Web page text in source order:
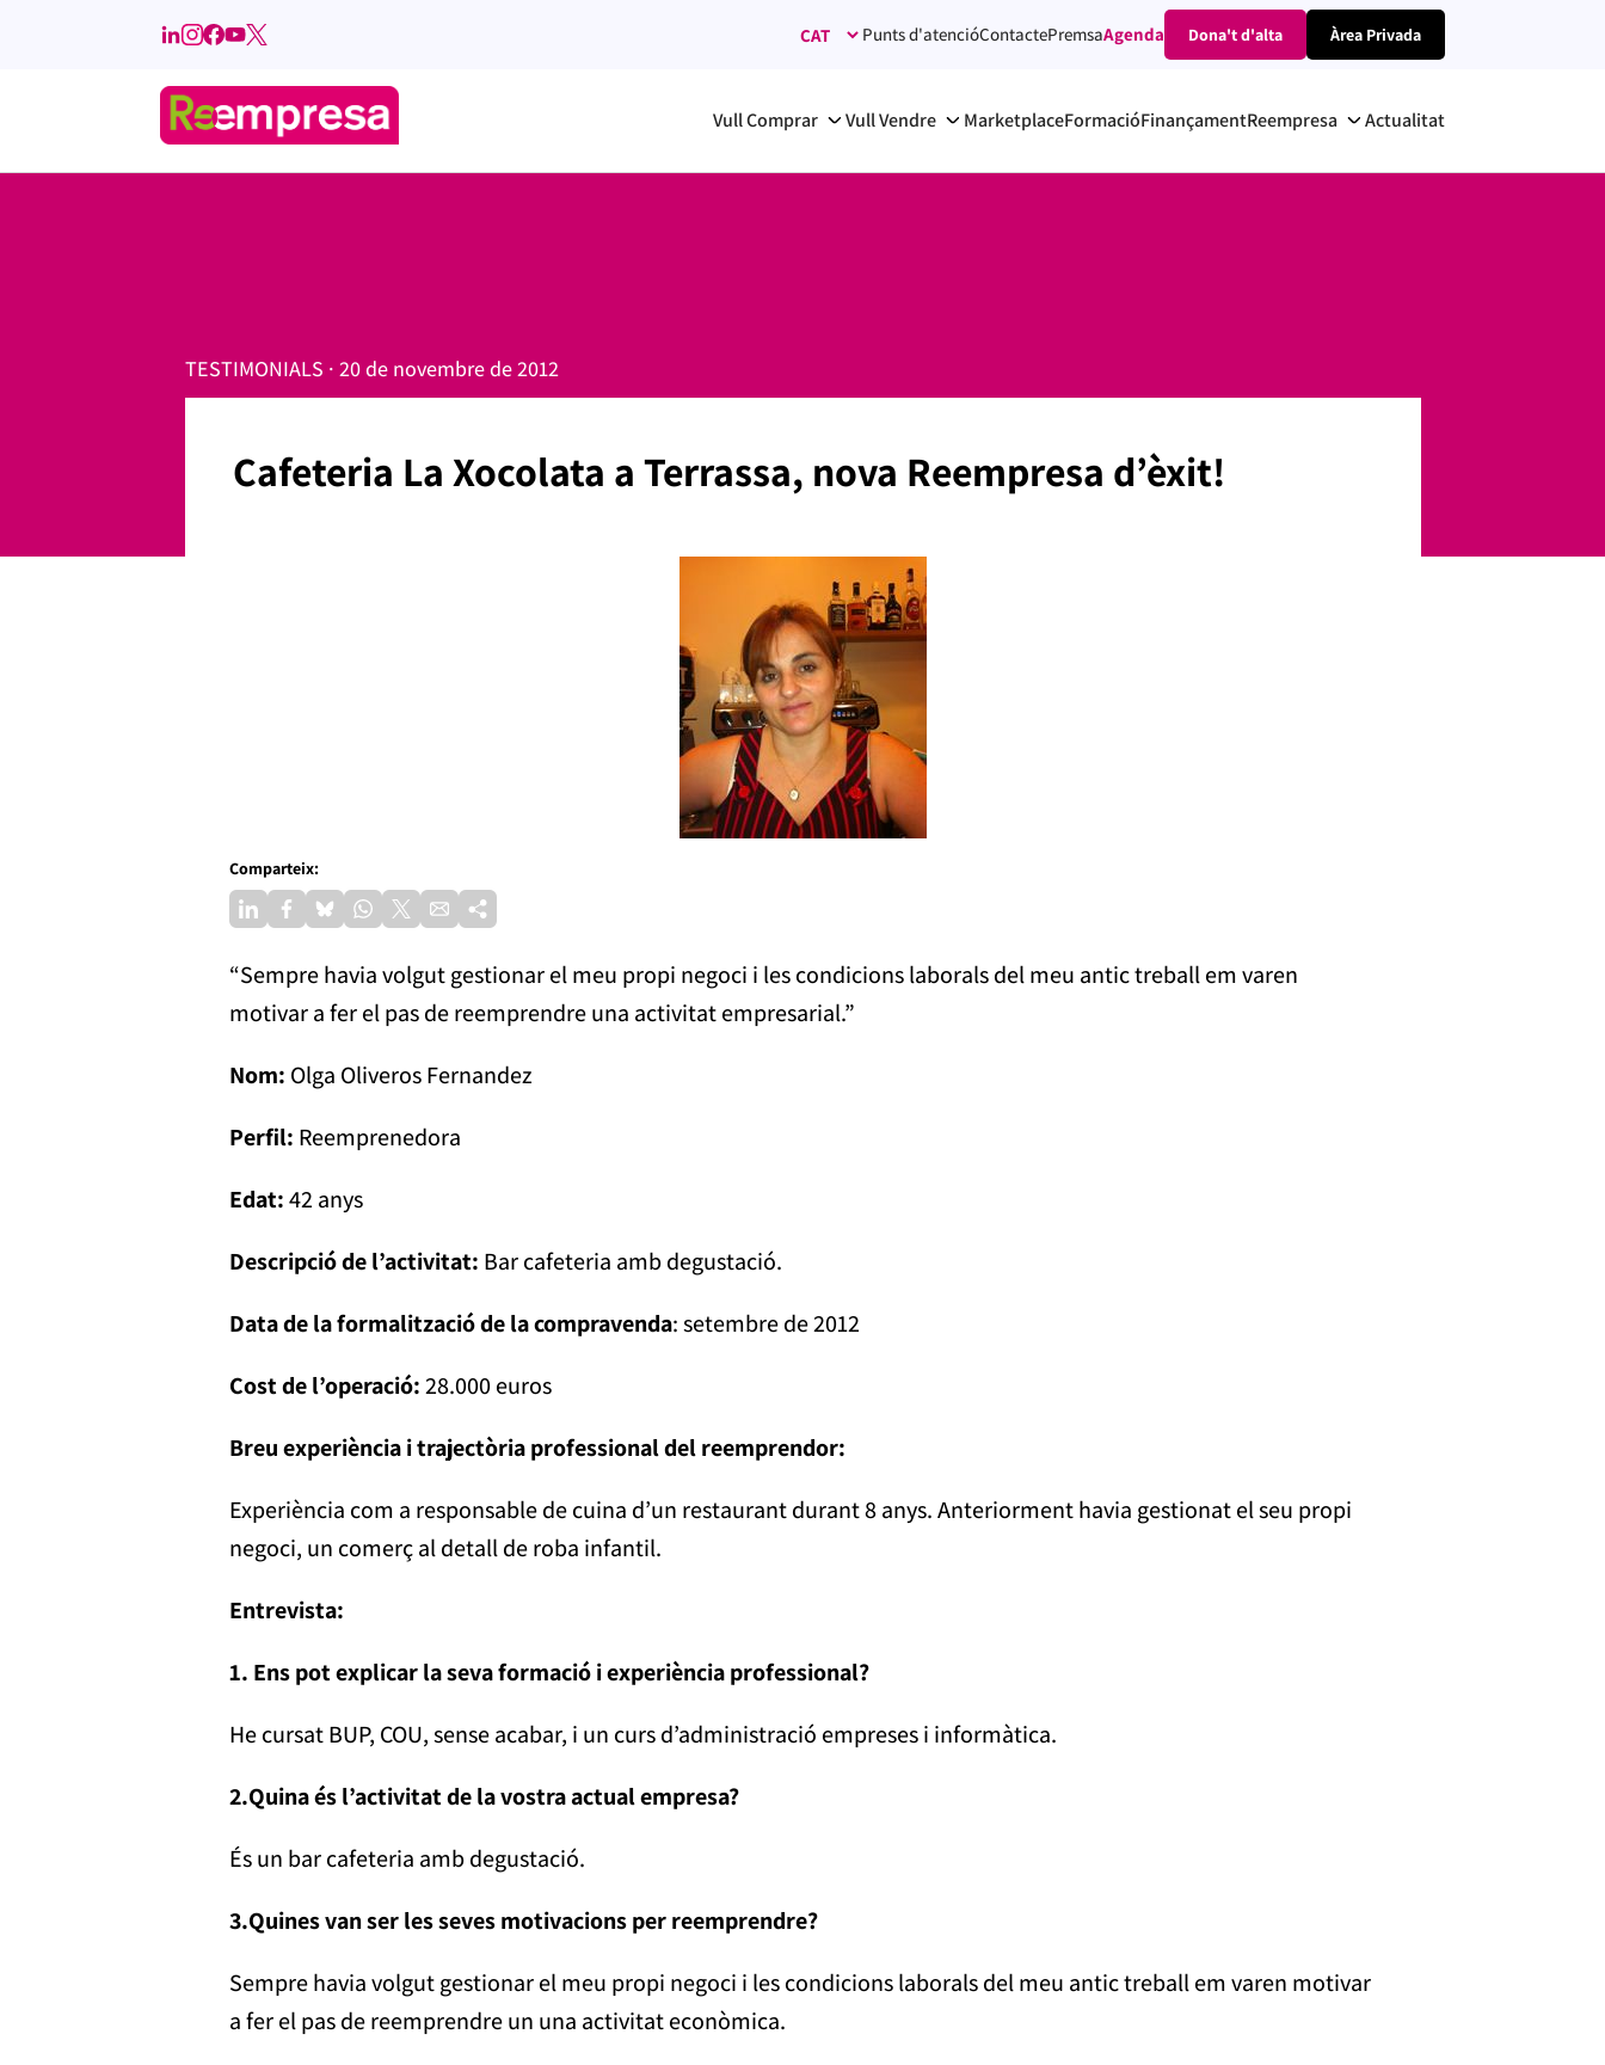
Punts d'atencióContactePremsaAgenda Dona't d'alta Àrea Privada
Vull Comprar Vull Vendre MarketplaceFormacióFinançamentReempresa Actualitat
TESTIMONIALS · 20 de novembre de 2012
Cafeteria La Xocolata a Terrassa, nova Reempresa d’èxit!
Comparteix:
“Sempre havia volgut gestionar el meu propi negoci i les condicions laborals del meu antic treball em varen
motivar a fer el pas de reemprendre una activitat empresarial.”
Nom: Olga Oliveros Fernandez
Perfil: Reemprenedora
Edat:42 anys
Descripció de l’activitat: Bar cafeteria amb degustació.
Data de la formalització de la compravenda: setembre de 2012
Cost de l’operació:28.000 euros
Breu experiència i trajectòria professional del reemprendor:
Experiència com a responsable de cuina d’un restaurant durant 8 anys. Anteriorment havia gestionat el seu propi
negoci, un comerç al detall de roba infantil.
Entrevista:
1. Ens pot explicar la seva formació i experiència professional?
He cursat BUP, COU, sense acabar, i un curs d’administració empreses i informàtica.
2.Quina és l’activitat de la vostra actual empresa?
És un bar cafeteria amb degustació.
3.Quines van ser les seves motivacions per reemprendre?
Sempre havia volgut gestionar el meu propi negoci i les condicions laborals del meu antic treball em varen motivar
a fer el pas de reemprendre un una activitat econòmica.